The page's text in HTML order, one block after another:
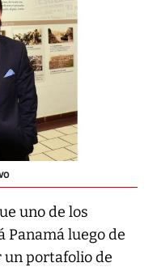
uno de los
Panamá luego de
un portafolio de